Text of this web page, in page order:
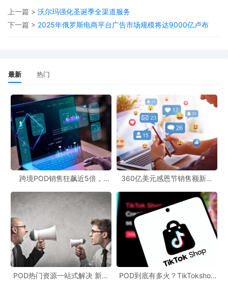
上一篇 > 沃尔玛强化圣诞季全渠道服务
下一篇 > 2025年俄罗斯电商平台广告市场规模将达9000亿卢布
最新 热门
跨境POD销售狂飙近5倍，
360亿美元感恩节销售额新纪
新风潮！
POD热门资源一站式解决 新手
POD到底有多火？TikTokshop